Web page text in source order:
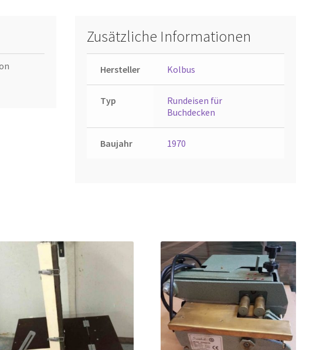
Zusätzliche Informationen
Hersteller Kolbus
Typ
Rundeisen für
Buchdecken
Baujahr 1970